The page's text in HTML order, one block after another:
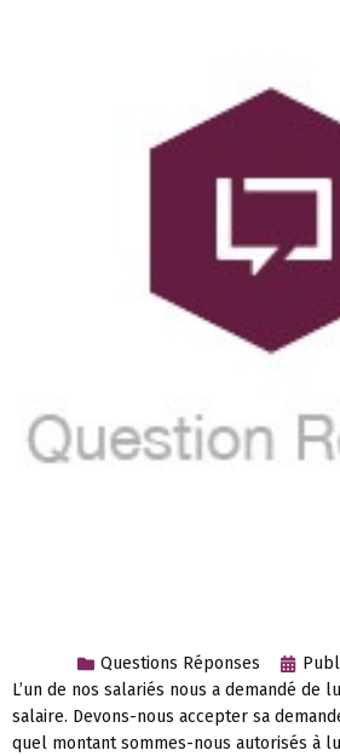
Questions Réponses
L’un de nos salariés nous a demandé de
salaire. Devons-nous accepter sa
quel montant sommes-nous autorisés à